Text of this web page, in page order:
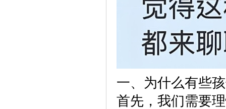
一、为什么有些
首先，我们需要